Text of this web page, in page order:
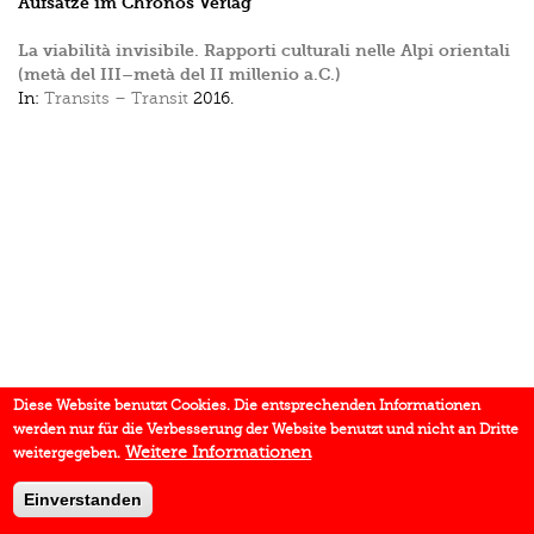
La viabilità invisibile. Rapporti culturali nelle Alpi orientali
(metà del III–metà del II millenio a.C.)
In: Transits – Transit 2016.
Diese Website benutzt Cookies. Die entsprechenden Informationen
werden nur für die Verbesserung der Website benutzt und nicht an Dritte
weitergegeben. Weitere Informationen
Einverstanden